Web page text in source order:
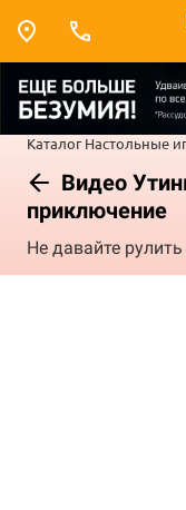
Каталог Настольные
Видео
приключение
Не давайте